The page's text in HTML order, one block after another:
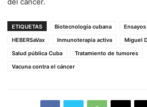
ETIQUETAS Biotecnología cubana
HEBERSaVax
Inmunoterapia activa
Miguel
Salud pública Cuba
Tratamiento de tumores
Vacuna contra el cáncer